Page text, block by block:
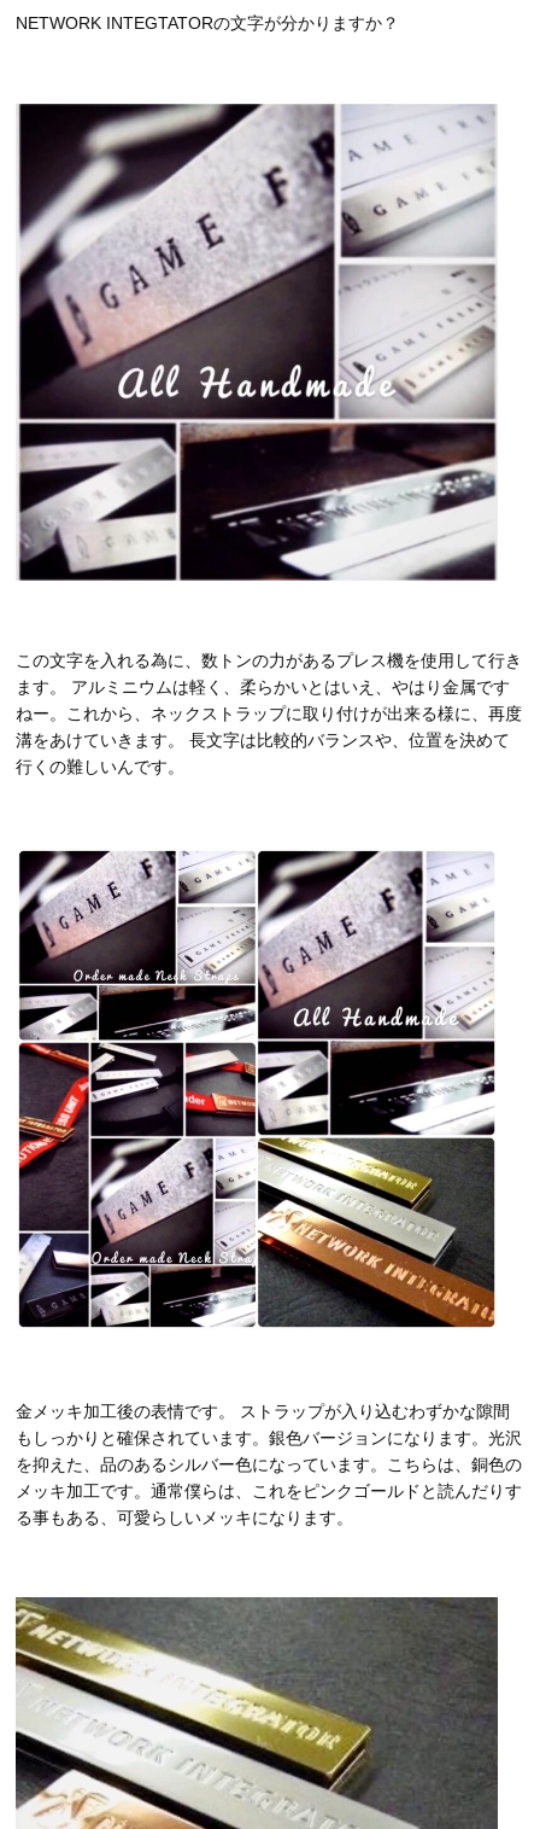
NETWORK INTEGTATORの文字が分かりますか？
この文字を入れる為に、数トンの力があるプレス機を使用して行き
ます。 アルミニウムは軽く、柔らかいとはいえ、やはり金属です
ねー。これから、ネックストラップに取り付けが出来る様に、再度
溝をあけていきます。 長文字は比較的バランスや、位置を決めて
行くの難しいんです。
金メッキ加工後の表情です。 ストラップが入り込むわずかな隙間
もしっかりと確保されています。銀色バージョンになります。光沢
を抑えた、品のあるシルバー色になっています。こちらは、銅色の
メッキ加工です。通常僕らは、これをピンクゴールドと読んだりす
る事もある、可愛らしいメッキになります。